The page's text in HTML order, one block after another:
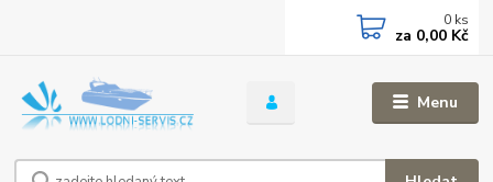
Menu
0 ks
za 0,00 Kč